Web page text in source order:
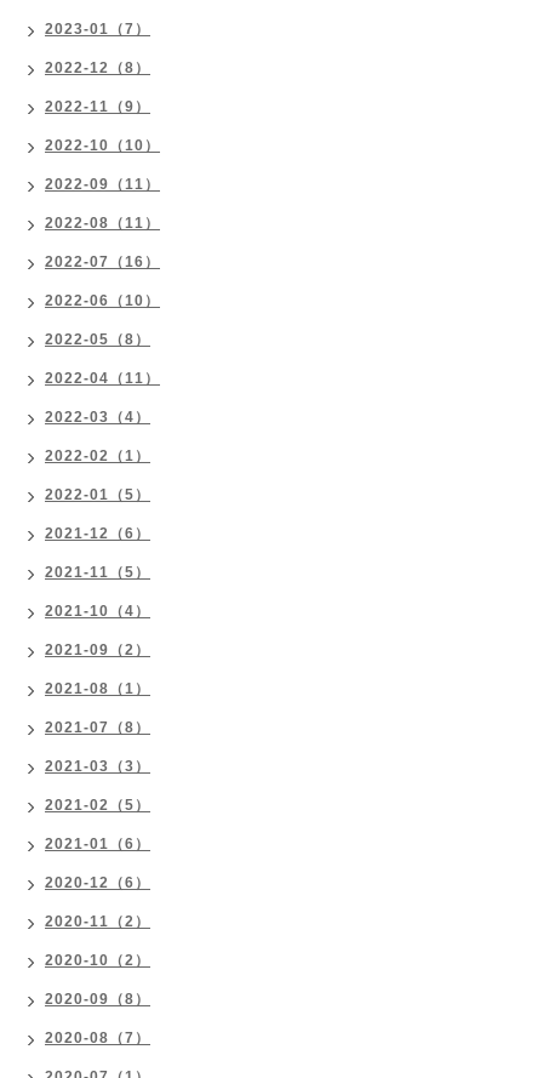
2023-01（7）
2022-12（8）
2022-11（9）
2022-10（10）
2022-09（11）
2022-08（11）
2022-07（16）
2022-06（10）
2022-05（8）
2022-04（11）
2022-03（4）
2022-02（1）
2022-01（5）
2021-12（6）
2021-11（5）
2021-10（4）
2021-09（2）
2021-08（1）
2021-07（8）
2021-03（3）
2021-02（5）
2021-01（6）
2020-12（6）
2020-11（2）
2020-10（2）
2020-09（8）
2020-08（7）